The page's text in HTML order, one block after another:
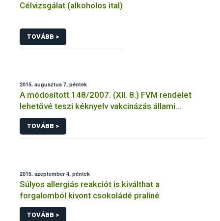
Célvizsgálat (alkoholos ital)
TOVÁBB >
2015. augusztus 7, péntek
A módosított 148/2007. (XII. 8.) FVM rendelet
lehetővé teszi kéknyelv vakcinázás állami
támogatását
TOVÁBB >
2015. szeptember 4, péntek
Súlyos allergiás reakciót is kiválthat a
forgalomból kivont csokoládé praliné
TOVÁBB >